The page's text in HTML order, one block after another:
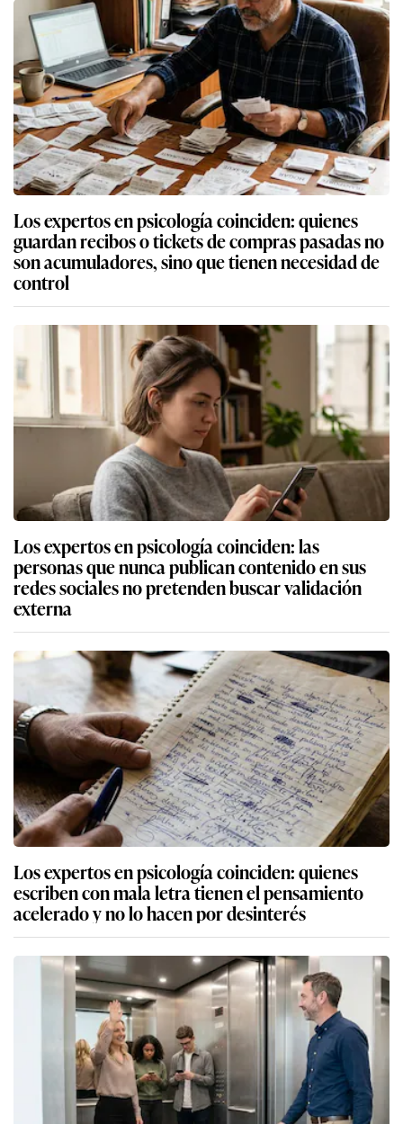
Los expertos en psicología coinciden: quienes
guardan recibos o tickets de compras pasadas no
son acumuladores, sino que tienen necesidad de
control
Los expertos en psicología coinciden: las
personas que nunca publican contenido en sus
redes sociales no pretenden buscar validación
externa
Los expertos en psicología coinciden: quienes
escriben con mala letra tienen el pensamiento
acelerado y no lo hacen por desinterés